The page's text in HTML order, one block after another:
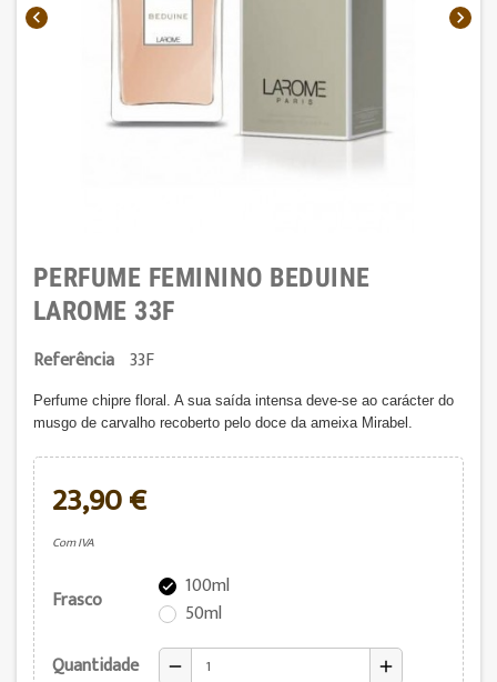
 
PERFUME FEMININO BEDUINE
LAROME 33F
Referência 33F
Perfume chipre floral. A sua saída intensa deve-se ao carácter do
musgo de carvalho recoberto pelo doce da ameixa Mirabel.
23,90 €
Com IVA
Frasco 
100ml
50ml
Quantidade
remove add